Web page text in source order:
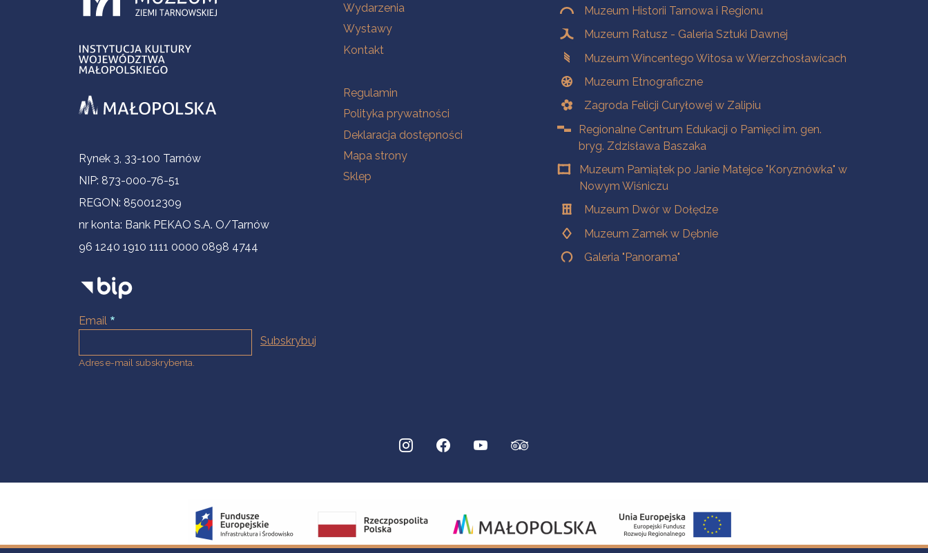
Informacje kontaktowe
Rynek 3, 33-100 Tarnów
NIP: 873-000-76-51
REGON: 850012309
nr konta: Bank PEKAO S.A. O/Tarnów
96 1240 1910 1111 0000 0898 4744
Email
Adres e-mail subskrybenta.
Wydarzenia
Wystawy
Kontakt
Na skróty
Regulamin
Polityka prywatności
Deklaracja dostępności
Mapa strony
Sklep
Muzeum Historii Tarnowa i Regionu
Muzeum Ratusz - Galeria Sztuki Dawnej
Muzeum Wincentego Witosa w Wierzchosławicach
Muzeum Etnograficzne
Zagroda Felicji Curyłowej w Zalipiu
Regionalne Centrum Edukacji o Pamięci im. gen.
bryg. Zdzisława Baszaka
Muzeum Pamiątek po Janie Matejce "Koryznówka" w
Nowym Wiśniczu
Muzeum Dwór w Dołędze
Muzeum Zamek w Dębnie
Galeria "Panorama"